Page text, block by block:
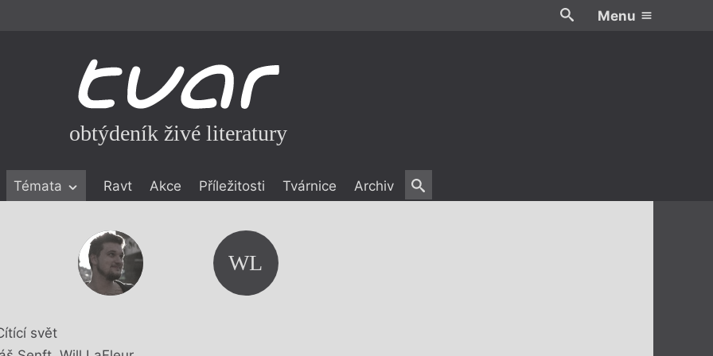
Menu
obtýdeník živé literatury
Témata Ravt Akce Příležitosti Tvárnice Archiv
WL
svět